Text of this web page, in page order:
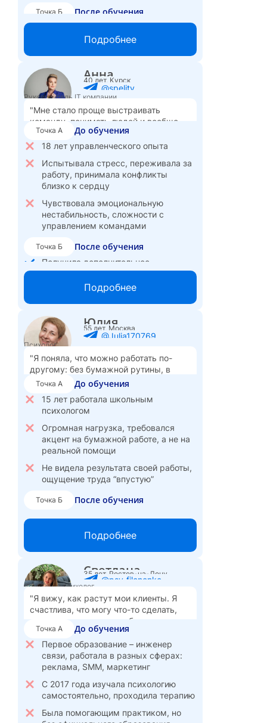
Точка Б После обучения
кризисным психологом в частной
Доход вырос втрое
Внутреннее состояние улучшилось,
гораздо лучше чувствую себя и
физически
Стоимость сессии: 5 000₽
Подробнее
Анна
40 лет, Курск
@spelity
Руководитель IT компании
"Мне стало проще выстраивать
команду, понимать людей и вообще
груз с плеч упал."
Точка А До обучения
18 лет управленческого опыта
Испытывала стресс, переживала за
работу, принимала конфликты
близко к сердцу
Чувствовала эмоциональную
нестабильность, сложности с
управлением командами
Точка Б После обучения
Получила дополнительное
образование в психологии, начала
использовать знания в работе
Стабилизировала эмоциональное
Улучшила систему наставничества в
компании, помогаю адаптировать
новичков, выстраивать эффективные
команды.
Спокойнее реагирую на рабочие
взаимодействием с заказчиками
Подробнее
Юлия
55 лет, Москва
@Julia170769
Психолог
"Я поняла, что можно работать по-
другому: без бумажной рутины, в
свободном графике и с реальной
пользой для людей."
Точка А До обучения
15 лет работала школьным
психологом
Огромная нагрузка, требовался
акцент на бумажной работе, а не на
реальной помощи
Не видела результата своей работы,
ощущение труда “впустую”
Точка Б После обучения
Специализируюсь на когнитивно-
поведенческой терапии
Мне нравится, что я совершенно
свободна – график под себя, есть
время на саморазвитие
Вижу хорошие перспективы
карьерного роста
Стоимость сессии:
5 000₽в центре,3 500₽онлайн,4 000₽
Подробнее
Светлана
35 лет, Ростов-на-Дону
@psy_filonenko
Семейный психолог
"Я вижу, как растут мои клиенты. Я
счастлива, что могу что-то сделать,
маленькую частичку доброты
принести в этот мир. Самое важное,
что наше общество становится более
здоровым, осознанным и счастлива
вносить свой вклад в это."
Точка А До обучения
Первое образование – инженер
связи, работала в разных сферах:
реклама, SMM, маркетинг
С 2017 года изучала психологию
самостоятельно, проходила терапию
Была помогающим практиком, но